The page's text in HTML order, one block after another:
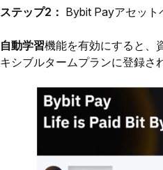
ステップ2： Bybit Payアセット
自動学習機能を有効にすると、
キシブルタームプランに登録さ